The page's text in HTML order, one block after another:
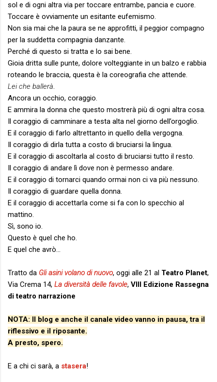
sol e di ogni altra via per toccare entrambe, pancia e cuore.
Toccare è ovviamente un esitante eufemismo.
Non sia mai che la paura se ne approfitti, il peggior compagno
per la suddetta compagnia danzante.
Perché di questo si tratta e lo sai bene.
Gioia dritta sulle punte, dolore volteggiante in un balzo e rabbia
roteando le braccia, questa è la coreografia che attende.
Lei che ballerà.
Ancora un occhio, coraggio.
E ammira la donna che questo mostrerà più di ogni altra cosa.
Il coraggio di camminare a testa alta nel giorno dell’orgoglio.
E il coraggio di farlo altrettanto in quello della vergogna.
Il coraggio di dirla tutta a costo di bruciarsi la lingua.
E il coraggio di ascoltarla al costo di bruciarsi tutto il resto.
Il coraggio di andare lì dove non è permesso andare.
E il coraggio di tornarci quando ormai non ci va più nessuno.
Il coraggio di guardare quella donna.
E il coraggio di accettarla come si fa con lo specchio al
mattino.
Sì, sono io.
Questo è quel che ho.
E quel che avrò...
Tratto da Gli asini volano di nuovo, oggi alle 21 al Teatro Planet,
Via Crema 14, La diversità delle favole, VIII Edizione Rassegna
di teatro narrazione
NOTA: Il blog e anche il canale video vanno in pausa, tra il
riflessivo e il riposante.
A presto, spero.
E a chi ci sarà, a stasera!